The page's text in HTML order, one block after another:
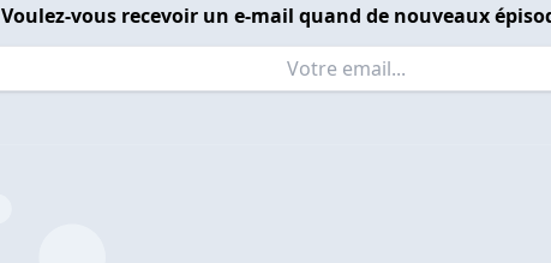
Voulez-vous recevoir un e-mail quand de nouveaux